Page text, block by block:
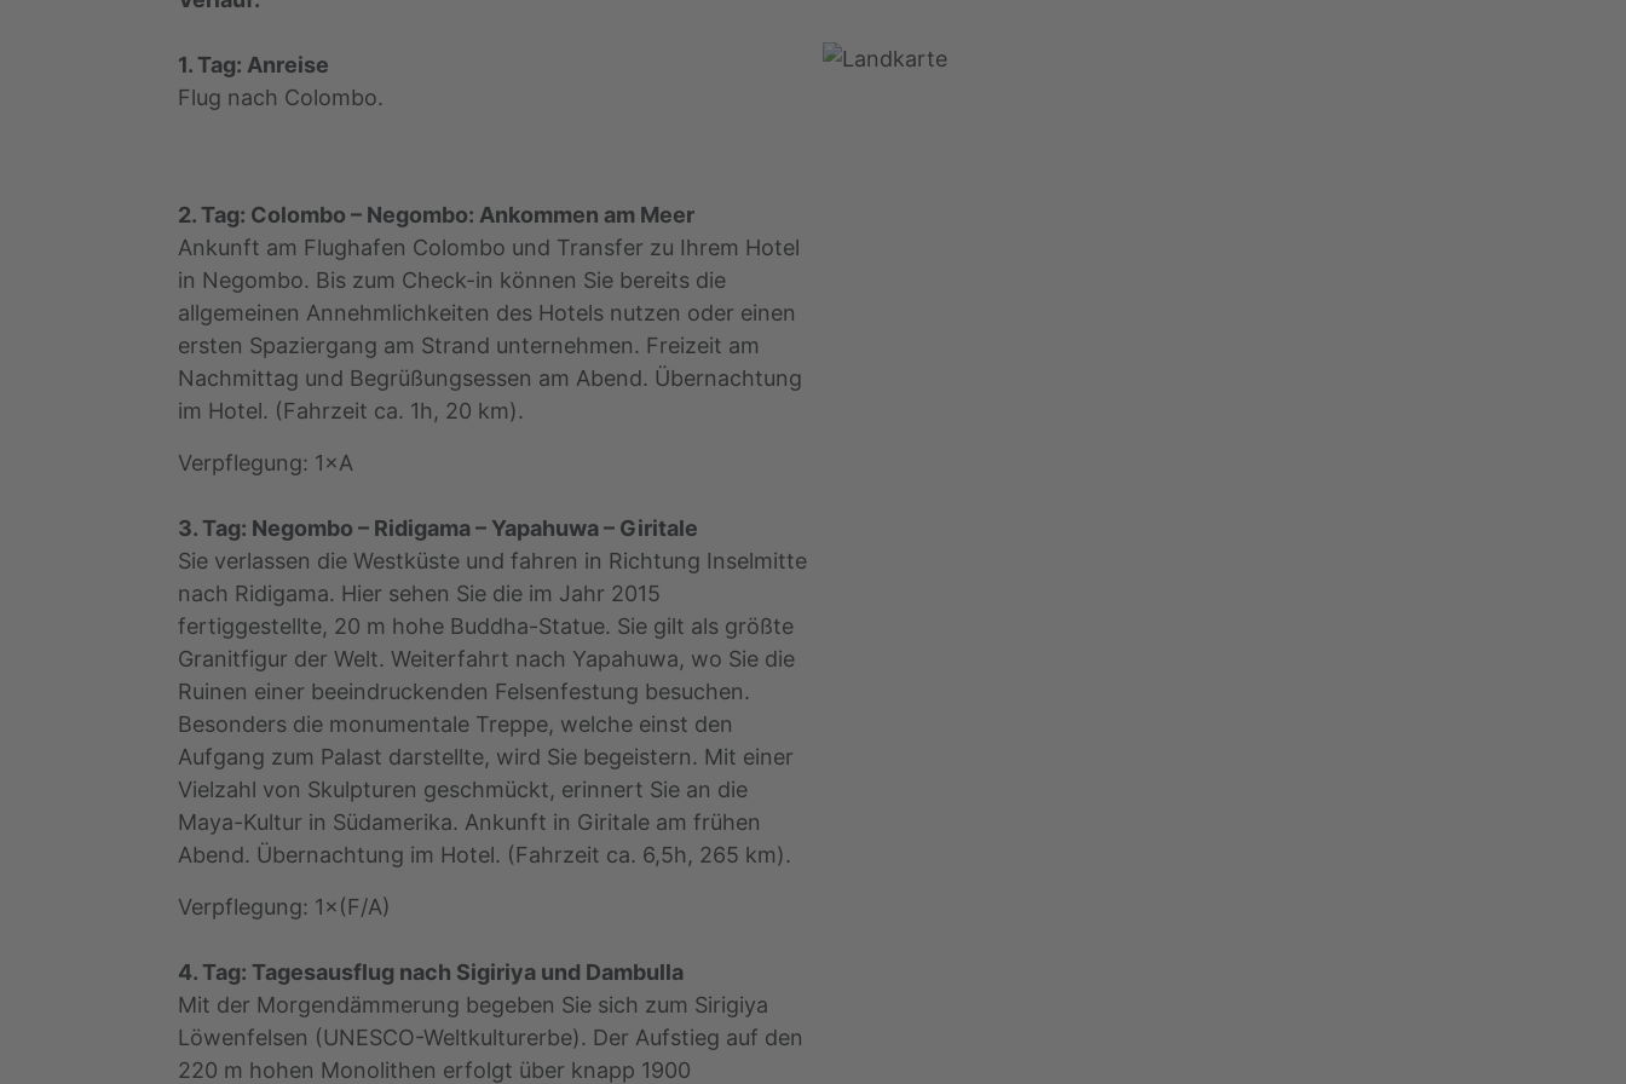
1. Tag: Anreise
Flug nach Colombo.
2. Tag: Colombo – Negombo: Ankommen am Meer
Ankunft am Flughafen Colombo und Transfer zu Ihrem Hotel
in Negombo. Bis zum Check-in können Sie bereits die
allgemeinen Annehmlichkeiten des Hotels nutzen oder einen
ersten Spaziergang am Strand unternehmen. Freizeit am
Nachmittag und Begrüßungsessen am Abend. Übernachtung
im Hotel. (Fahrzeit ca. 1h, 20 km).
Verpflegung: 1×A
3. Tag: Negombo – Ridigama – Yapahuwa – Giritale
Sie verlassen die Westküste und fahren in Richtung Inselmitte
nach Ridigama. Hier sehen Sie die im Jahr 2015
fertiggestellte, 20 m hohe Buddha-Statue. Sie gilt als größte
Granitfigur der Welt. Weiterfahrt nach Yapahuwa, wo Sie die
Ruinen einer beeindruckenden Felsenfestung besuchen.
Besonders die monumentale Treppe, welche einst den
Aufgang zum Palast darstellte, wird Sie begeistern. Mit einer
Vielzahl von Skulpturen geschmückt, erinnert Sie an die
Maya-Kultur in Südamerika. Ankunft in Giritale am frühen
Abend. Übernachtung im Hotel. (Fahrzeit ca. 6,5h, 265 km).
Verpflegung: 1×(F/A)
4. Tag: Tagesausflug nach Sigiriya und Dambulla
Mit der Morgendämmerung begeben Sie sich zum Sirigiya
Löwenfelsen (UNESCO-Weltkulturerbe). Der Aufstieg auf den
220 m hohen Monolithen erfolgt über knapp 1900